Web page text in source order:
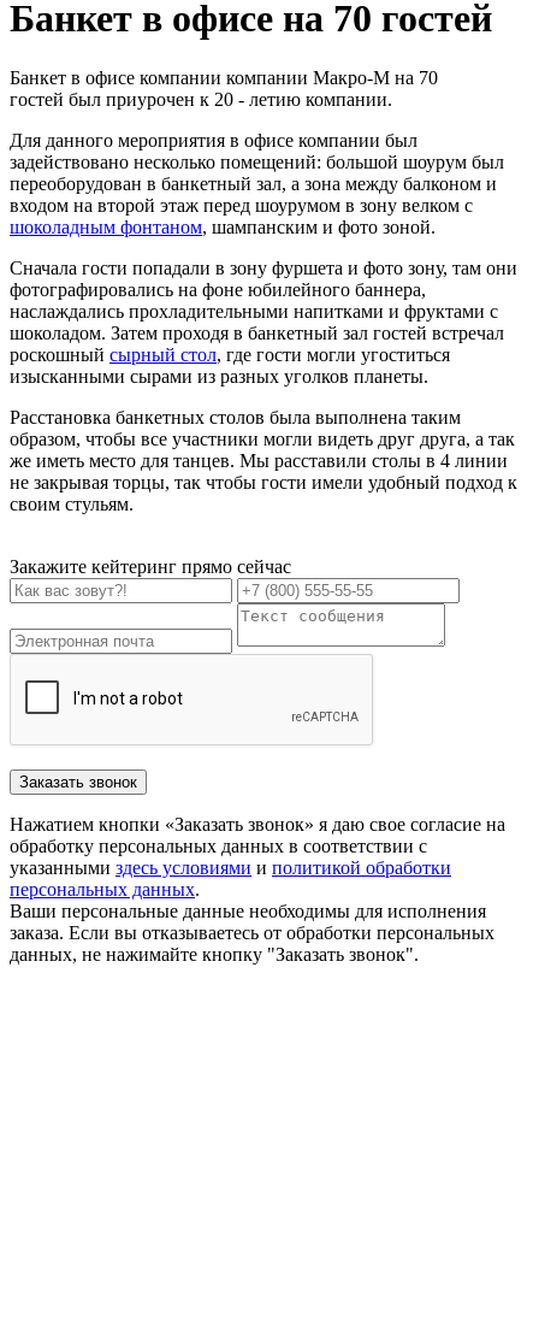
Банкет в офисе на 70 гостей
Банкет в офисе компании компании Макро-М на 70
гостей был приурочен к 20 - летию компании.
Для данного мероприятия в офисе компании был
задействовано несколько помещений: большой шоурум был
переоборудован в банкетный зал, а зона между балконом и
входом на второй этаж перед шоурумом в зону велком с
шоколадным фонтаном, шампанским и фото зоной.
Сначала гости попадали в зону фуршета и фото зону, там они
фотографировались на фоне юбилейного баннера,
наслаждались прохладительными напитками и фруктами с
шоколадом. Затем проходя в банкетный зал гостей встречал
роскошный сырный стол, где гости могли угоститься
изысканными сырами из разных уголков планеты.
Расстановка банкетных столов была выполнена таким
образом, чтобы все участники могли видеть друг друга, а так
же иметь место для танцев. Мы расставили столы в 4 линии
не закрывая торцы, так чтобы гости имели удобный подход к
своим стульям.
Закажите кейтеринг прямо сейчас
Заказать звонок
Нажатием кнопки «Заказать звонок» я даю свое согласие на
обработку персональных данных в соответствии с
указанными здесь условиями и политикой обработки
персональных данных.
Ваши персональные данные необходимы для исполнения
заказа. Если вы отказываетесь от обработки персональных
данных, не нажимайте кнопку "Заказать звонок".